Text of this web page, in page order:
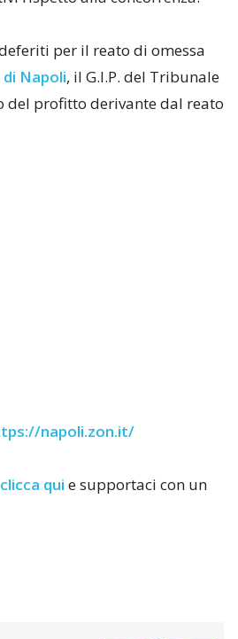
per il reato di omessa
Napoli, il G.I.P. del Tribunale
del profitto derivante dal reato
napoli.zon.it/
clicca qui e supportaci con un